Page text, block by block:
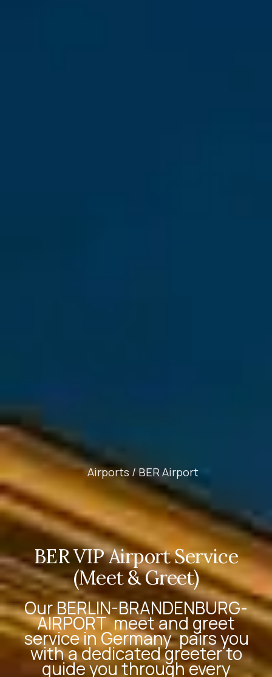
Airports /BER Airport
BER VIP Airport Service
(Meet & Greet)
OurBERLIN-BRANDENBURG-
AIRPORTmeet and greet
service in Germanypairs you
with a dedicated greeter to
guide you through every